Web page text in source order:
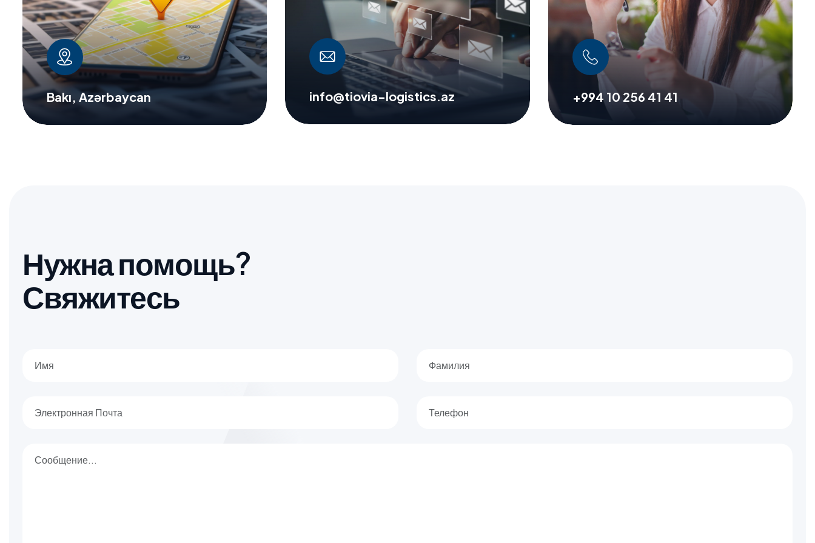
Bakı, Azərbaycan info@tiovia-logistics.az +994 10 256 41 41
Нужнапомощь?
Свяжитесь